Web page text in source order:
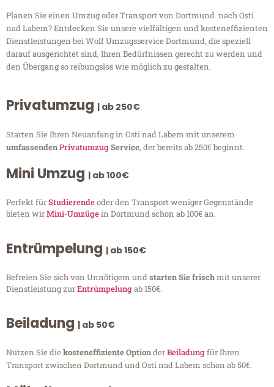
Planen Sie einen Umzug oder Transport von Dortmund nach Osti
nad Labem? Entdecken Sie unsere vielfältigen und kosteneffizienten
Dienstleistungen bei Wolf Umzugsservice Dortmund, die speziell
darauf ausgerichtet sind, Ihren Bedürfnissen gerecht zu werden und
den Übergang so reibungslos wie möglich zu gestalten.
Privatumzug | ab 250€
Starten Sie Ihren Neuanfang in Osti nad Labem mit unserem
umfassendenPrivatumzugService, der bereits ab 250€ beginnt.
Mini Umzug | ab 100€
Perfekt fürStudierendeoder den Transport weniger Gegenstände
bieten wirMini-Umzügein Dortmund schon ab 100€ an.
Entrümpelung | ab 150€
Befreien Sie sich von Unnötigem undstarten Sie frischmit unserer
Dienstleistung zurEntrümpelungab 150€.
Beiladung | ab 50€
Nutzen Sie diekosteneffiziente OptionderBeiladungfür Ihren
Transport zwischen Dortmund und Osti nad Labem schon ab 50€.